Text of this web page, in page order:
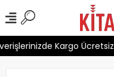
Kargo Ücretsiz!